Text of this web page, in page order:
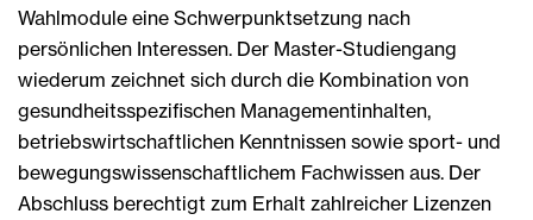
Wahlmodule eine Schwerpunktsetzung nach
persönlichen Interessen. Der Master-Studiengang
wiederum zeichnet sich durch die Kombination von
gesundheitsspezifischen Managementinhalten,
betriebswirtschaftlichen Kenntnissen sowie sport- und
bewegungswissenschaftlichem Fachwissen aus. Der
Abschluss berechtigt zum Erhalt zahlreicher Lizenzen